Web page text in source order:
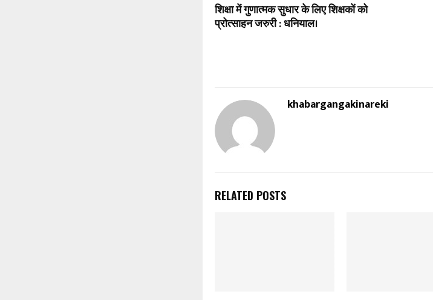
शिक्षा में गुणात्मक सुधार के लिए शिक्षकों को
प्रोत्साहन जरुरी : धनियाल।
khabargangakinareki
RELATED POSTS